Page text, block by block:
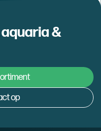
aquaria &
op